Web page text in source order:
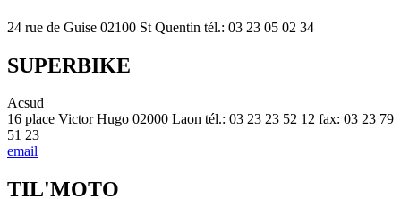
24 rue de Guise 02100 St Quentin tél.: 03 23 05 02 34
SUPERBIKE
Acsud
16 place Victor Hugo 02000 Laon tél.: 03 23 23 52 12 fax: 03 23 79
51 23
email
TIL'MOTO